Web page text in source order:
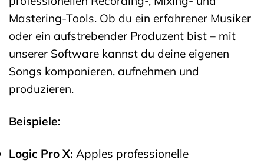
Mastering-Tools. Ob du ein erfahrener Musiker
oder ein aufstrebender Produzent bist – mit
unserer Software kannst du deine eigenen
Songs komponieren, aufnehmen und
produzieren.
Beispiele:
Logic Pro X: Apples professionelle